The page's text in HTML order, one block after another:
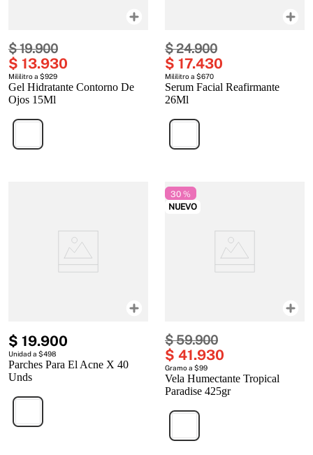
$19.900
$ 13.930
Mililitro a $929
Gel Hidratante Contorno De
Ojos 15Ml
$24.900
$ 17.430
Mililitro a $670
Serum Facial Reafirmante
26Ml
$ 19.900
Unidad a $498
Parches Para El Acne X 40
Unds
30 %
NUEVO
$59.900
$ 41.930
Gramo a $99
Vela Humectante Tropical
Paradise 425gr